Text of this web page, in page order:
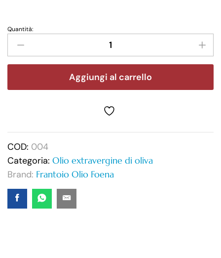
Quantità:
Aggiungi al carrello
COD: 004
Categoria: Olio extravergine di oliva
Brand: Frantoio Olio Foena